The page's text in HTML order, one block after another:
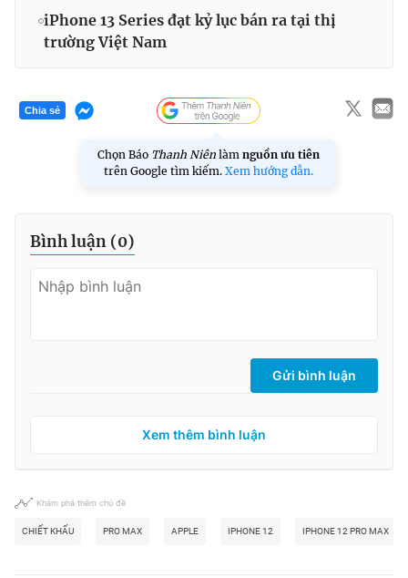
iPhone 13 Series đạt kỷ lục bán ra tại thị
trường Việt Nam
Chia sẻ
Chọn Báo Thanh Niên làm nguồn ưu tiên
trên Google tìm kiếm. Xem hướng dẫn.
Bình luận (0)
Gửi bình luận
Xem thêm bình luận
Khám phá thêm chủ đề
CHIẾT KHẤU PRO MAX APPLE IPHONE 12 IPHONE 12 PRO MAX